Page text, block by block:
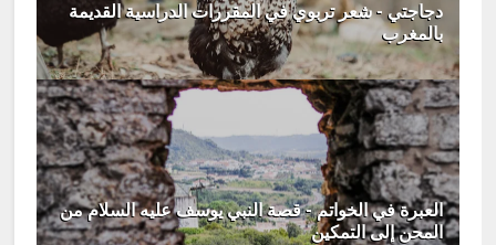
دجاجتي - شعر تربوي في المقررات الدراسية القديمة
بالمغرب
العبرة في الخواتم - قصة النبي يوسف عليه السلام من
المحن إلى التمكين